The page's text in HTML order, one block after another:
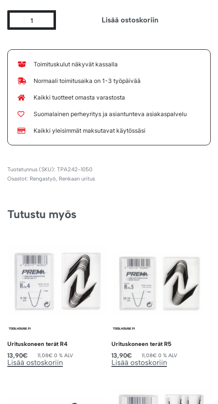
Lisää ostoskoriin
Toimituskulut näkyvät kassalla
Normaali toimitusaika on 1-3 työpäivää
Kaikki tuotteet omasta varastosta
Suomalainen perheyritys ja asiantunteva asiakaspalvelu
Kaikki yleisimmät maksutavat käytössäsi
TPA242-1050
Osastot: Rengastyö, Renkaan uritus
Tutustu myös
Urituskoneen terät R4
13,90€ 11,08€ 0 % ALV
Lisää ostoskoriin
Urituskoneen terät R5
13,90€ 11,08€ 0 % ALV
Lisää ostoskoriin